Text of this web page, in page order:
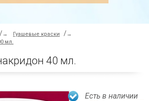
→ Гуашевые краски
→
мл.
40 мл.
Есть в наличии